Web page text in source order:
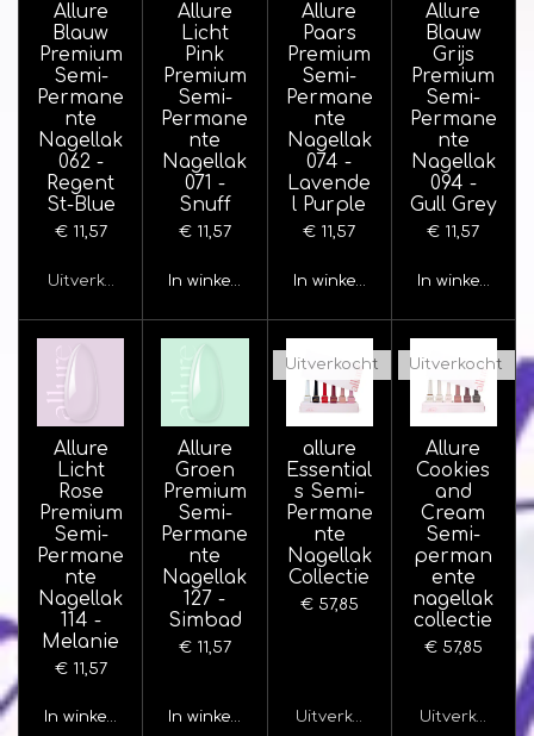
Allure
Blauw
Premium
Semi-
Permane
nte
Nagellak
062 -
Regent
St-Blue
€ 11,57
Uitverkocht
Allure
Licht
Pink
Premium
Semi-
Permane
nte
Nagellak
071 -
Snuff
€ 11,57
In winkelwagen
Allure
Paars
Premium
Semi-
Permane
nte
Nagellak
074 -
Lavende
l Purple
€ 11,57
In winkelwagen
Allure
Blauw
Grijs
Premium
Semi-
Permane
nte
Nagellak
094 -
Gull Grey
€ 11,57
In
Allure
Licht
Rose
Premium
Semi-
Permane
nte
Nagellak
114 -
Melanie
€ 11,57
In winkelwagen
Allure
Groen
Premium
Semi-
Permane
nte
Nagellak
127 -
Simbad
€ 11,57
In winkelwagen
Uitverkocht
allure
Essential
s Semi-
Permane
nte
Nagellak
Collectie
€ 57,85
Uitverkocht
Uitverkocht
Allure
Cookies
and
Cream
Semi-
perman
ente
nagellak
collectie
€ 57,85
Uitverkocht